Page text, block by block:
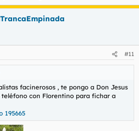
#11
facinerosos , te pongo a Don Jesus
con Florentino para fichar a
195665